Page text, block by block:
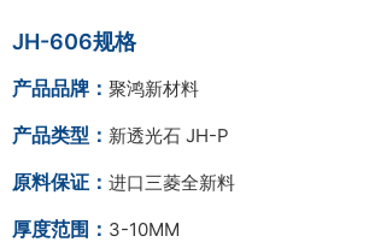
JH-606规格
产品品牌： 聚鸿新材料
产品类型： 新透光石 JH-P
原料保证： 进口三菱全新料
厚度范围： 3-10MM